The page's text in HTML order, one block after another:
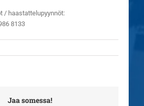
/ haastattelupyynnöt:
8133
Jaa somessa!